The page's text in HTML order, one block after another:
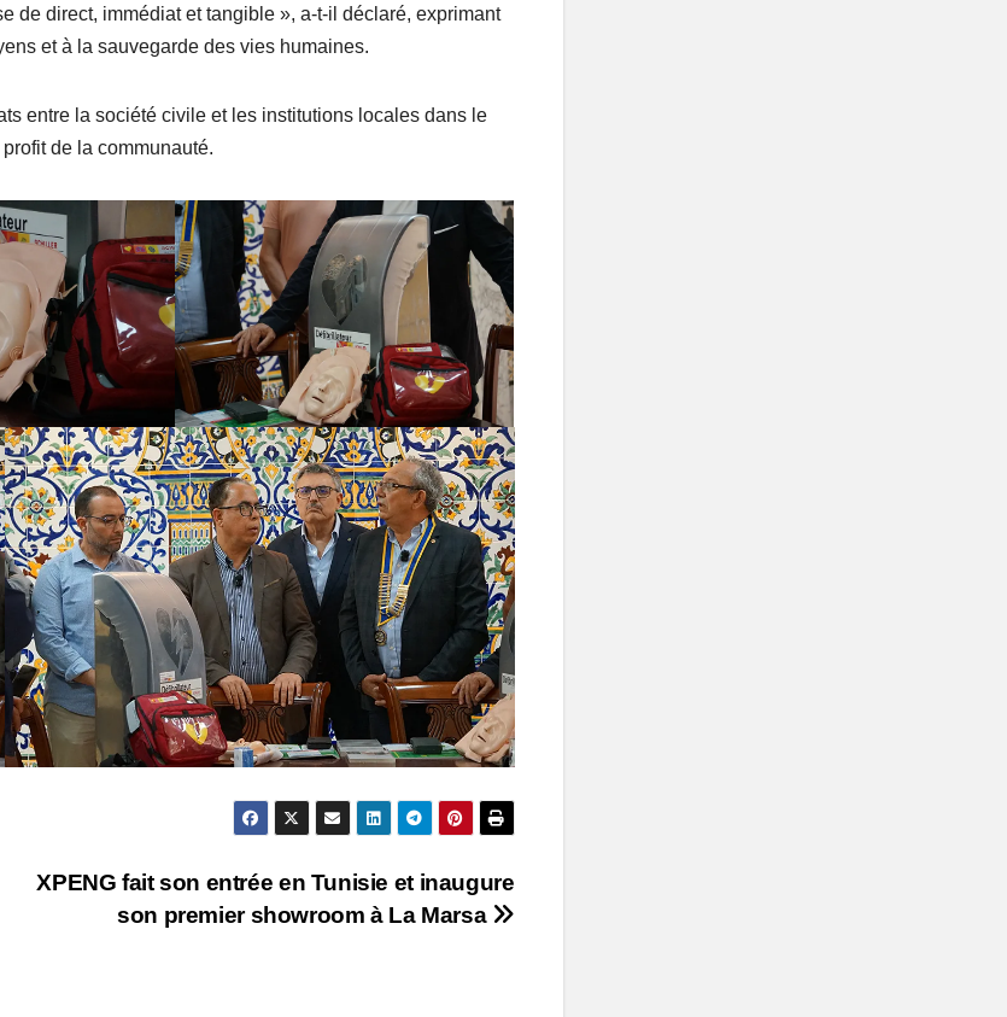
de direct, immédiat et tangible », a-t-il déclaré, exprimant
et à la sauvegarde des vies humaines.
entre la société civile et les institutions locales dans le
de la communauté.
XPENG fait son entrée en Tunisie et inaugure
son premier showroom à La Marsa